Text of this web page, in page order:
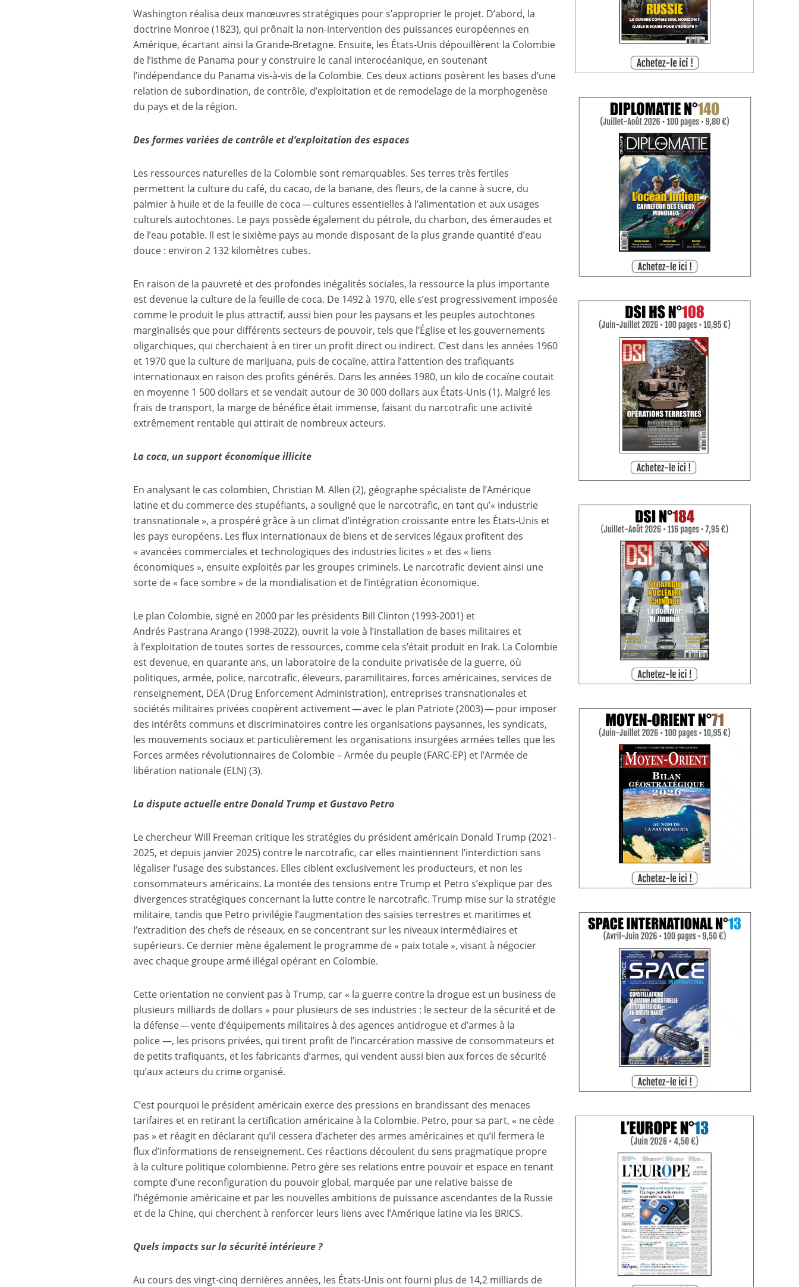
Washington réalisa deux manœuvres stratégiques pour s’approprier le projet. D’abord, la
doctrine Monroe (1823), qui prônait la non-intervention des puissances européennes en
Amérique, écartant ainsi la Grande-Bretagne. Ensuite, les États-Unis dépouillèrent la Colombie
de l’isthme de Panama pour y construire le canal interocéanique, en soutenant
l’indépendance du Panama vis-à-vis de la Colombie. Ces deux actions posèrent les bases d’une
relation de subordination, de contrôle, d’exploitation et de remodelage de la morphogenèse
du pays et de la région.
Des formes variées de contrôle et d’exploitation des espaces
Les ressources naturelles de la Colombie sont remarquables. Ses terres très fertiles
permettent la culture du café, du cacao, de la banane, des fleurs, de la canne à sucre, du
palmier à huile et de la feuille de coca — cultures essentielles à l’alimentation et aux usages
culturels autochtones. Le pays possède également du pétrole, du charbon, des émeraudes et
de l’eau potable. Il est le sixième pays au monde disposant de la plus grande quantité d’eau
douce : environ 2 132 kilomètres cubes.
En raison de la pauvreté et des profondes inégalités sociales, la ressource la plus importante
est devenue la culture de la feuille de coca. De 1492 à 1970, elle s’est progressivement imposée
comme le produit le plus attractif, aussi bien pour les paysans et les peuples autochtones
marginalisés que pour différents secteurs de pouvoir, tels que l’Église et les gouvernements
oligarchiques, qui cherchaient à en tirer un profit direct ou indirect. C’est dans les années 1960
et 1970 que la culture de marijuana, puis de cocaïne, attira l’attention des trafiquants
internationaux en raison des profits générés. Dans les années 1980, un kilo de cocaïne coutait
en moyenne 1 500 dollars et se vendait autour de 30 000 dollars aux États-Unis(1). Malgré les
frais de transport, la marge de bénéfice était immense, faisant du narcotrafic une activité
extrêmement rentable qui attirait de nombreux acteurs.
La coca, un support économique illicite
En analysant le cas colombien, Christian M. Allen(2), géographe spécialiste de l’Amérique
latine et du commerce des stupéfiants, a souligné que le narcotrafic, en tant qu’« industrie
transnationale », a prospéré grâce à un climat d’intégration croissante entre les États-Unis et
les pays européens. Les flux internationaux de biens et de services légaux profitent des
« avancées commerciales et technologiques des industries licites » et des « liens
économiques », ensuite exploités par les groupes criminels. Le narcotrafic devient ainsi une
sorte de « face sombre » de la mondialisation et de l’intégration économique.
Le plan Colombie, signé en 2000 par les présidents Bill Clinton (1993-2001) et
Andrés Pastrana Arango (1998-2022), ouvrit la voie à l’installation de bases militaires et
à l’exploitation de toutes sortes de ressources, comme cela s’était produit en Irak. La Colombie
est devenue, en quarante ans, un laboratoire de la conduite privatisée de la guerre, où
politiques, armée, police, narcotrafic, éleveurs, paramilitaires, forces américaines, services de
renseignement, DEA (Drug Enforcement Administration), entreprises transnationales et
sociétés militaires privées coopèrent activement — avec le plan Patriote (2003) — pour imposer
des intérêts communs et discriminatoires contre les organisations paysannes, les syndicats,
les mouvements sociaux et particulièrement les organisations insurgées armées telles que les
Forces armées révolutionnaires de Colombie – Armée du peuple (FARC-EP) et l’Armée de
libération nationale (ELN)(3).
La dispute actuelle entre Donald Trump et Gustavo Petro
Le chercheur Will Freeman critique les stratégies du président américain Donald Trump (2021-
2025, et depuis janvier 2025) contre le narcotrafic, car elles maintiennent l’interdiction sans
légaliser l’usage des substances. Elles ciblent exclusivement les producteurs, et non les
consommateurs américains. La montée des tensions entre Trump et Petro s’explique par des
divergences stratégiques concernant la lutte contre le narcotrafic. Trump mise sur la stratégie
militaire, tandis que Petro privilégie l’augmentation des saisies terrestres et maritimes et
l’extradition des chefs de réseaux, en se concentrant sur les niveaux intermédiaires et
supérieurs. Ce dernier mène également le programme de « paix totale », visant à négocier
avec chaque groupe armé illégal opérant en Colombie.
Cette orientation ne convient pas à Trump, car « la guerre contre la drogue est un business de
plusieurs milliards de dollars » pour plusieurs de ses industries : le secteur de la sécurité et de
la défense — vente d’équipements militaires à des agences antidrogue et d’armes à la
police —, les prisons privées, qui tirent profit de l’incarcération massive de consommateurs et
de petits trafiquants, et les fabricants d’armes, qui vendent aussi bien aux forces de sécurité
qu’aux acteurs du crime organisé.
C’est pourquoi le président américain exerce des pressions en brandissant des menaces
tarifaires et en retirant la certification américaine à la Colombie. Petro, pour sa part, « ne cède
pas » et réagit en déclarant qu’il cessera d’acheter des armes américaines et qu’il fermera le
flux d’informations de renseignement. Ces réactions découlent du sens pragmatique propre
à la culture politique colombienne. Petro gère ses relations entre pouvoir et espace en tenant
compte d’une reconfiguration du pouvoir global, marquée par une relative baisse de
l’hégémonie américaine et par les nouvelles ambitions de puissance ascendantes de la Russie
et de la Chine, qui cherchent à renforcer leurs liens avec l’Amérique latine via les BRICS.
Quels impacts sur la sécurité intérieure ?
Au cours des vingt-cinq dernières années, les États-Unis ont fourni plus de 14,2 milliards de